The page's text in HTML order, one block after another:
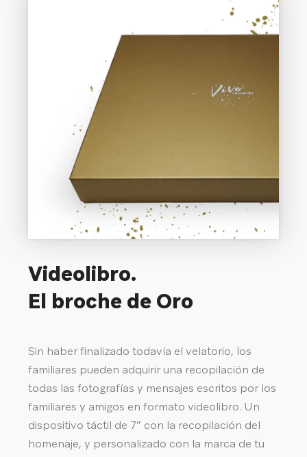
Videolibro.
El broche de Oro
Sin haber finalizado todavía el velatorio, los
familiares pueden adquirir una recopilación de
todas las fotografías y mensajes escritos por los
familiares y amigos en formato videolibro. Un
dispositivo táctil de 7″ con la recopilación del
homenaje, y personalizado con la marca de tu